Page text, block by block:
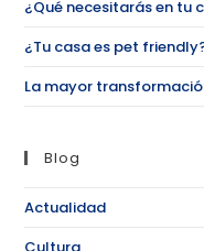
¿Qué necesitarás en tu
¿Tu casa es pet
La mayor
Blog
Actualidad